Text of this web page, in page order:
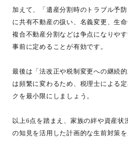
加えて、「遺産分割時のトラブル予
に共有不動産の扱い、名義変更、生
複合不動産分割などは争点になりや
事前に定めることが有効です。
最後は「法改正や税制変更への継続
は頻繁に変わるため、税理士による
クを最小限にしましょう。
以上6点を踏まえ、家族の絆や資産状
の知見を活用した計画的な生前対策を